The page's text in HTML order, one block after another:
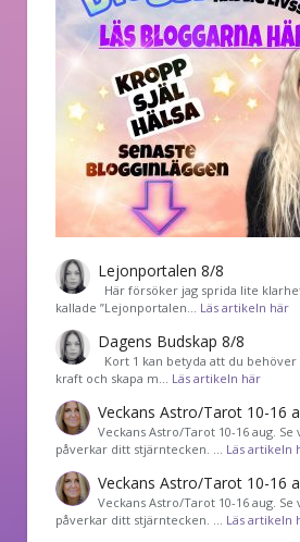
Lejonportalen 8/8
Här försöker jag sprida lite
kallade ”Lejonportalen… Läs artikeln här
Dagens Budskap 8/8
Kort 1 kan betyda att du
kraft och skapa m… Läs artikeln här
Veckans Astro/Tarot 10-16
Veckans Astro/Tarot 10-16 aug.
påverkar ditt stjärntecken. … Läs artikeln
Veckans Astro/Tarot 10-16
Veckans Astro/Tarot 10-16 aug.
påverkar ditt stjärntecken. … Läs artikeln